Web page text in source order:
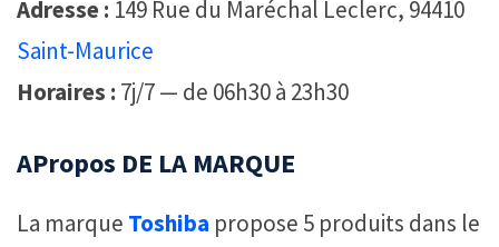
Adresse : 149 Rue du Maréchal Leclerc, 94410
Saint-Maurice
Horaires : 7j/7 — de 06h30 à 23h30
APropos DE LA MARQUE
La marque Toshiba propose 5 produits dans le